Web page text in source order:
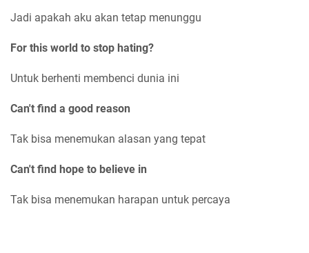
Jadi apakah aku akan tetap menunggu
For this world to stop hating?
Untuk berhenti membenci dunia ini
Can't find a good reason
Tak bisa menemukan alasan yang tepat
Can't find hope to believe in
Tak bisa menemukan harapan untuk percaya